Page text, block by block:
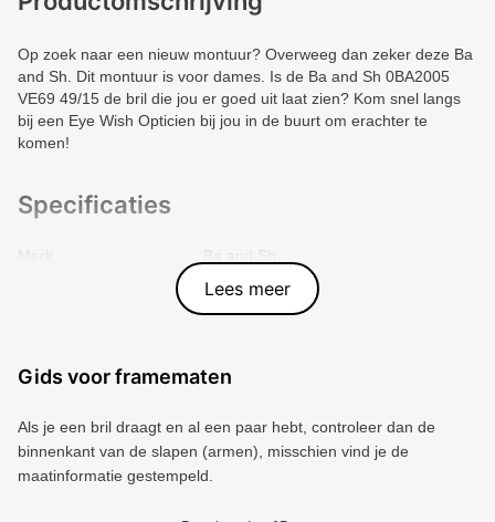
Op zoek naar een nieuw montuur? Overweeg dan zeker deze Ba
and Sh. Dit montuur is voor dames. Is de Ba and Sh 0BA2005
VE69 49/15 de bril die jou er goed uit laat zien? Kom snel langs
bij een Eye Wish Opticien bij jou in de buurt om erachter te
komen!
Specificaties
Merk
Ba and Sh
Groen
Plastic
Lees meer
Gids voor framematen
Als je een bril draagt ​​en al een paar hebt, controleer dan de
binnenkant van de slapen (armen), misschien vind je de
maatinformatie gestempeld.